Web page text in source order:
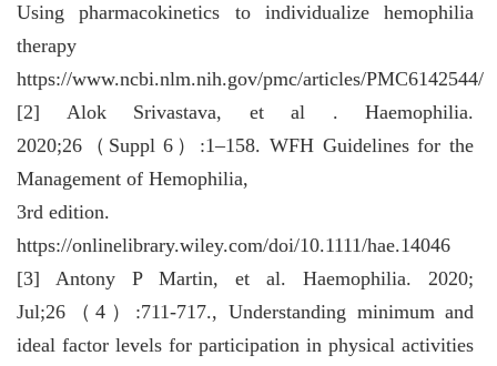
Using pharmacokinetics to individualize hemophilia
therapy
https://www.ncbi.nlm.nih.gov/pmc/articles/PMC6142544/
[2] Alok Srivastava, et al . Haemophilia.
2020;26（Suppl 6）:1–158. WFH Guidelines for the
Management of Hemophilia,
3rd edition.
https://onlinelibrary.wiley.com/doi/10.1111/hae.14046
[3] Antony P Martin, et al. Haemophilia. 2020;
Jul;26（4）:711-717., Understanding minimum and
ideal factor levels for participation in physical activities